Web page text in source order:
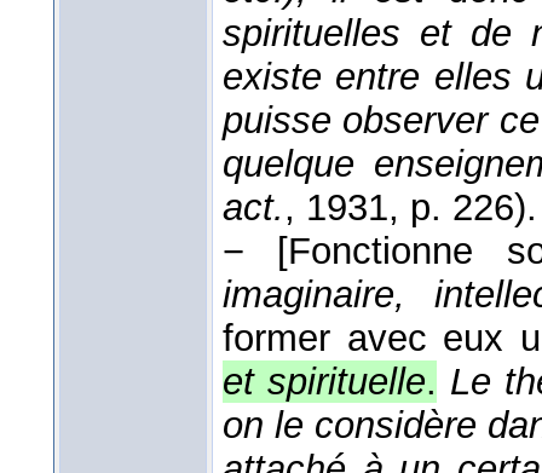
spirituelles et de
existe entre elles
puisse observer
quelque
act., 1931, p. 226).
−
[Fonctionne
imaginaire,
former avec eux
et spirituelle. Le
on le considère